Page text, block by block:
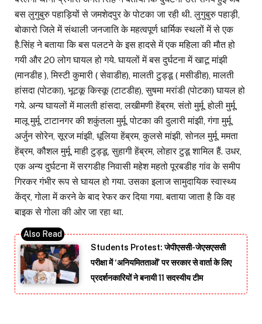
बस लुगुबुरु पहाड़ियों से जमशेदपुर के पोटका जा रही थी. लुगुबुरु पहाड़ी,
बोकारो जिले में संथाली जनजाति के महत्वपूर्ण धार्मिक स्थलों में से एक
है.सिंह ने बताया कि बस पलटने के इस हादसे में एक महिला की मौत हो
गयी और 20 लोग घायल हो गये. घायलों में बस दुर्घटना में खाटू मांझी
(मानडीह ), मिस्टी कुमारी ( सेवाडीह), मालती टुड्डू ( मसीडीह), मालती
हांसदा (पोटका), भूटकू किस्कू (टाटडीह), सुषमा मरांडी (पोटका) घायल हो
गये. अन्य घायलों में मालती हांसदा, लखीमणी हेंब्रम, संतो मुर्मू, होली मुर्मू,
मालू मुर्मू, टाटानगर की शकुंतला मुर्मू, पोटका की दुलारी मांझी, गंगा मुर्मू,
अर्जुन सोरेन, सूरज मांझी, धूलिया हेंब्रम, कुलसे मांझी, सोनल मुर्मू, ममता
हेंब्रम, कौशल मुर्मू, माही टुड्डू, सुहागी हेंब्रम, लोहार टुडू शामिल हैं. उधर,
एक अन्य दुर्घटना में सरगडीह निवासी महेश महतो पूरबडीह गांव के समीप
गिरकर गंभीर रूप से घायल हो गया. उसका इलाज सामुदायिक स्वास्थ्य
केंद्र, गोला में करने के बाद रेफर कर दिया गया. बताया जाता है कि वह
बाइक से गोला की ओर जा रहा था.
Students Protest: जेपीएससी-जेएसएससी
परीक्षा में ‘अनियमितताओं’ पर सरकार से वार्ता के लिए
प्रदर्शनकारियों ने बनायी 11 सदस्यीय टीम